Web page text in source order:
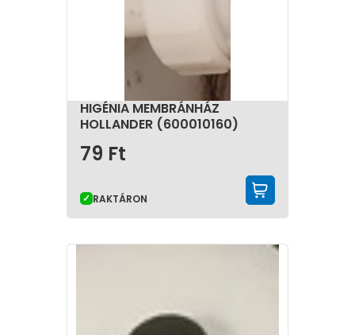
HIGÉNIA MEMBRÁNHÁZ
HOLLANDER (600010160)
79 Ft
RAKTÁRON